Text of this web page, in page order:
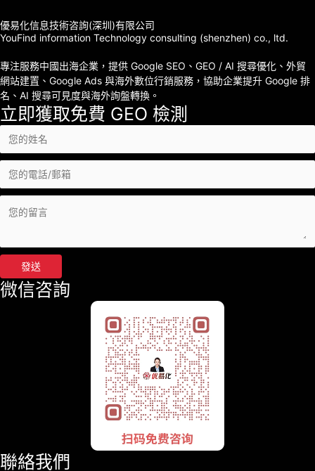
優易化信息技術咨詢(深圳)有限公司
YouFind information Technology consulting (shenzhen) co., ltd.
專注服務中國出海企業，提供 Google SEO、GEO / AI 搜尋優化、外貿
網站建置、Google Ads 與海外數位行銷服務，協助企業提升 Google 排
名、AI 搜尋可見度與海外詢盤轉換。
立即獲取免費 GEO 檢測
發送
微信咨詢
聯絡我們